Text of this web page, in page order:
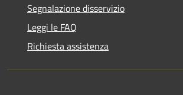
Segnalazione disservizio
Leggi le FAQ
Richiesta assistenza